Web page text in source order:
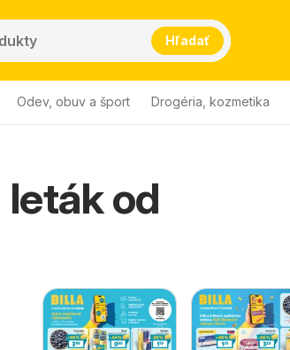
Hľadať
Odev, obuv a šport Drogéria, kozmetika
leták od